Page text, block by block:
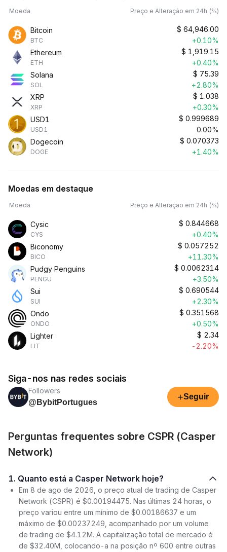
Moeda Preço e Alteração em 24h (%)
Bitcoin
BTC
$ 64,946.00
+0.10%
Ethereum
ETH
$ 1,919.15
+0.40%
Solana
SOL
$ 75.39
+2.80%
XRP
XRP
$ 1.038
+0.30%
USD1
USD1
$ 0.999689
0.00%
Dogecoin
DOGE
$ 0.070373
+1.40%
Moedas em destaque
Moeda Preço e Alteração em 24h (%)
Cysic
CYS
$ 0.844668
+0.40%
Biconomy
BICO
$ 0.057252
+11.30%
Pudgy Penguins
PENGU
$ 0.0062314
+3.50%
Sui
SUI
$ 0.690544
+2.30%
Ondo
ONDO
$ 0.351568
+0.50%
Lighter
LIT
$ 2.34
-2.20%
Siga-nos nas redes sociais
Followers
@BybitPortugues
+Seguir
Perguntas frequentes sobre CSPR (Casper
Network)
1. Quanto está a Casper Network hoje?
Em 8 de ago de 2026, o preço atual de trading de Casper
Network (CSPR) é $0.00194475. Nas últimas 24 horas, o
preço variou entre um mínimo de $0.00186637 e um
máximo de $0.00237249, acompanhado por um volume
de trading de $4.12M. A capitalização total de mercado é
de $32.40M, colocando-a na posição nº 600 entre outras